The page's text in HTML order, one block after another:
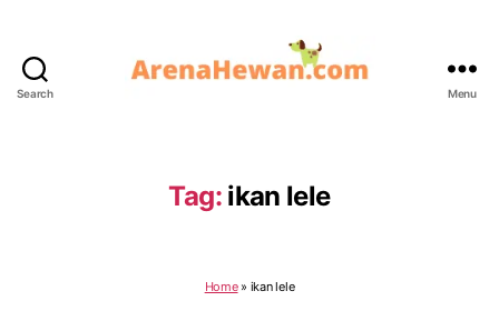
Search Menu
Tag: ikan lele
Home» ikan lele